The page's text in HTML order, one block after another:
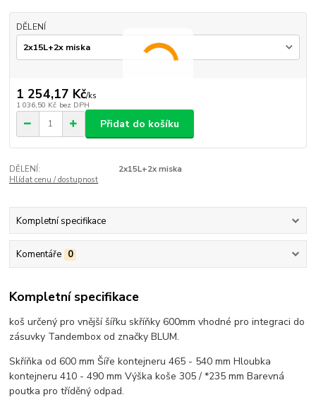
DĚLENÍ
1 254,17 Kč/ks
1 036,50 Kč bez DPH
Přidat do košíku
DĚLENÍ:
2x15L+2x miska
Hlídat cenu / dostupnost
Kompletní specifikace
Komentáře 0
Kompletní specifikace
koš určený pro vnější šířku skříňky 600mm vhodné pro integraci do
zásuvky Tandembox od značky BLUM.
Skříňka od 600 mm Šíře kontejneru 465 - 540 mm Hloubka
kontejneru 410 - 490 mm Výška koše 305 / *235 mm Barevná
poutka pro tříděný odpad.